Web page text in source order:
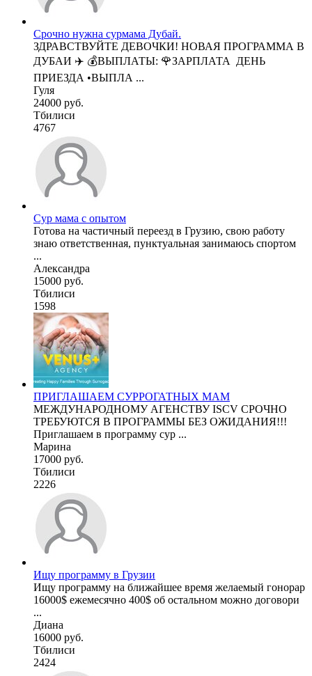
Срочно нужна сурмама Дубай.
ЗДРАВСТВУЙТЕ ДЕВОЧКИ! НОВАЯ ПРОГРАММА В
ДУБАИ ✈️ 💰ВЫПЛАТЫ: 🌹ЗАРПЛАТА ДЕНЬ
ПРИЕЗДА •ВЫПЛА ...
Гуля
24000 руб.
Тбилиси
4767
Сур мама с опытом
Готова на частичный переезд в Грузию, свою работу
знаю ответственная, пунктуальная занимаюсь спортом
...
Александра
15000 руб.
Тбилиси
1598
ПРИГЛАШАЕМ СУРРОГАТНЫХ МАМ
МЕЖДУНАРОДНОМУ АГЕНСТВУ ISCV СРОЧНО
ТРЕБУЮТСЯ В ПРОГРАММЫ БЕЗ ОЖИДАНИЯ!!!
Приглашаем в программу сур ...
Марина
17000 руб.
Тбилиси
2226
Ищу программу в Грузии
Ищу программу на ближайшее время желаемый гонорар
16000$ ежемесячно 400$ об остальном можно договори
...
Диана
16000 руб.
Тбилиси
2424